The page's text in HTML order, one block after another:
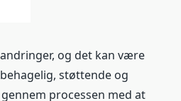
og det kan være
støttende og
processen med at